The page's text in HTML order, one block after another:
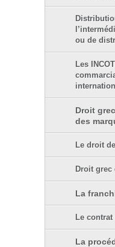
ou de
Les
Droit
des
Le droit
Droit grec
La
Le
La